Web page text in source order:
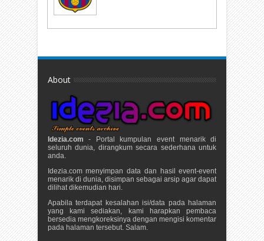
About
Idezia.com - Portal kumpulan event menarik di
seluruh dunia, dirangkum secara sederhana untuk
anda.
Idezia.com menyimpan data dan hasil event-event
menarik di dunia, disimpan sebagai arsip agar dapat
dilihat dikemudian hari.
Apabila terdapat kesalahan isi/data pada halaman
yang kami sediakan, kami harapkan pembaca
bersedia mengkoreksinya dengan mengisi komentar
pada halaman tersebut. Salam.